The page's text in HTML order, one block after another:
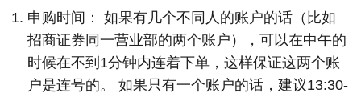
申购时间： 如果有几个不同人的账户的话（比如
招商证券同一营业部的两个账户），可以在中午的
时候在不到1分钟内连着下单，这样保证这两个账
户是连号的。 如果只有一个账户的话，建议13:30-